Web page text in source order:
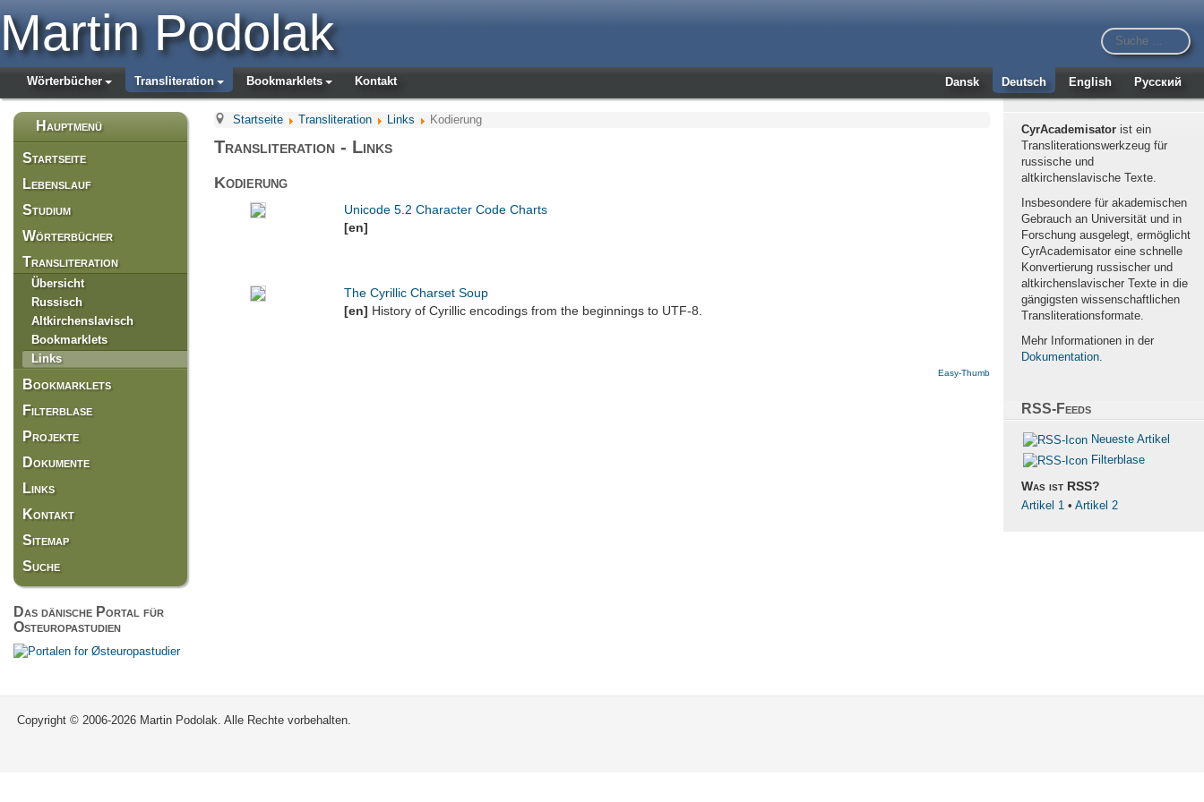
Martin Podolak
Dansk Deutsch English Русский
Wörterbücher Transliteration Bookmarklets Kontakt
Hauptmenü
Startseite
Lebenslauf
Studium
Wörterbücher
Transliteration
Übersicht
Russisch
Altkirchenslavisch
Bookmarklets
Links
Bookmarklets
Filterblase
Projekte
Dokumente
Links
Kontakt
Sitemap
Suche
Das dänische Portal für
Osteuropastudien
Startseite Transliteration Links Kodierung
Transliteration - Links
Kodierung
Unicode 5.2 Character Code Charts
[en]
The Cyrillic Charset Soup
[en] History of Cyrillic encodings from the beginnings to UTF-8.
Easy-Thumb
CyrAcademisator ist ein
Transliterationswerkzeug für
russische und
altkirchenslavische Texte.
Insbesondere für akademischen
Gebrauch an Universität und in
Forschung ausgelegt, ermöglicht
CyrAcademisator eine schnelle
Konvertierung russischer und
altkirchenslavischer Texte in die
gängigsten wissenschaftlichen
Transliterationsformate.
Mehr Informationen in der
Dokumentation.
RSS-Feeds
Neueste Artikel
Filterblase
Was ist RSS?
Artikel 1 • Artikel 2
Copyright © 2006-2026 Martin Podolak. Alle Rechte vorbehalten.